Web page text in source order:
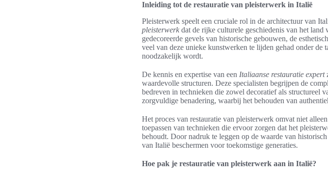
Inleiding tot de restauratie van pleisterwerk in Italië
Pleisterwerk speelt een cruciale rol in de architectuur van
pleisterwerk dat de rijke culturele geschiedenis van het
gedecoreerde gevels van historische gebouwen, de
veel van deze unieke kunstwerken te lijden gehad onder de
noodzakelijk wordt.
De kennis en expertise van een Italiaanse restauratie expert
waardevolle structuren. Deze specialisten begrijpen de
bedreven in technieken die zowel decoratief als structureel
zorgvuldige benadering, waarbij het behouden van
Het proces van restauratie van pleisterwerk omvat niet
toepassen van technieken die ervoor zorgen dat het
behoudt. Door nadruk te leggen op de waarde van
van Italië beschermen voor toekomstige generaties.
Hoe pak je restauratie van pleisterwerk aan in Italië?